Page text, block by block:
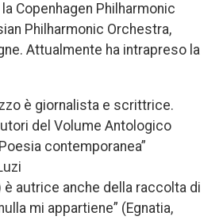
Copenhagen Philharmonic
Philharmonic Orchestra,
Attualmente ha intrapreso la
è giornalista e scrittrice.
del Volume Antologico
contemporanea”
autrice anche della raccolta di
mi appartiene” (Egnatia,